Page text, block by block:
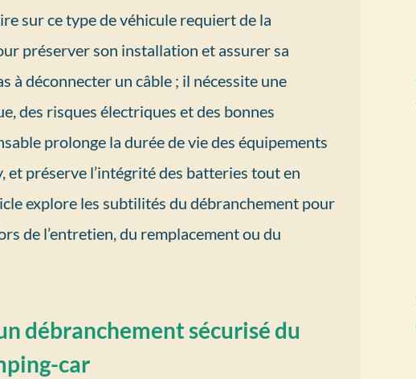
sur ce type de véhicule requiert de la
préserver son installation et assurer sa
à déconnecter un câble ; il nécessite une
des risques électriques et des bonnes
prolonge la durée de vie des équipements
et préserve l’intégrité des batteries tout en
explore les subtilités du débranchement pour
de l’entretien, du remplacement ou du
débranchement sécurisé du
car